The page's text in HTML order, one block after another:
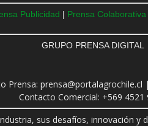
Publicidad | Prensa Colaborativa
GRUPO PRENSA DIGITAL
Prensa:
Contacto Comercial: +569 4521
sus desafíos, innovación y